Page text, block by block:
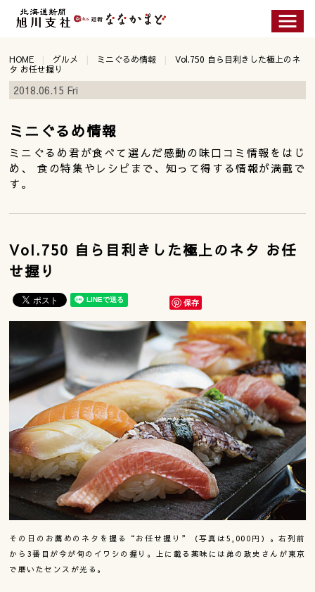
HOME グルメ ミニぐるめ情報
Vol.750 自ら目利きした極上のネ
タ お任せ握り
2018.06.15 Fri
ミニぐるめ情報
ミニぐるめ君が食べて選んだ感動の味口コミ情報をはじ
め、 食の特集やレシピまで、知って得する情報が満載で
す。
Vol.750 自ら目利きした極上のネタ お任
せ握り
保存
その日のお薦めのネタを握る“お任せ握り”（写真は5,000円）。右列前
から3番目が今が旬のイワシの握り。
上に載る薬味には弟の政史さんが東京
で磨いたセンスが光る。